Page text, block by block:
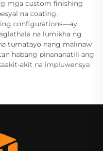
mga custom finishing
na coating,
configurations—ay
na lumikha ng
tumatayo nang malinaw
habang pinananatili ang
akit na impluwensya